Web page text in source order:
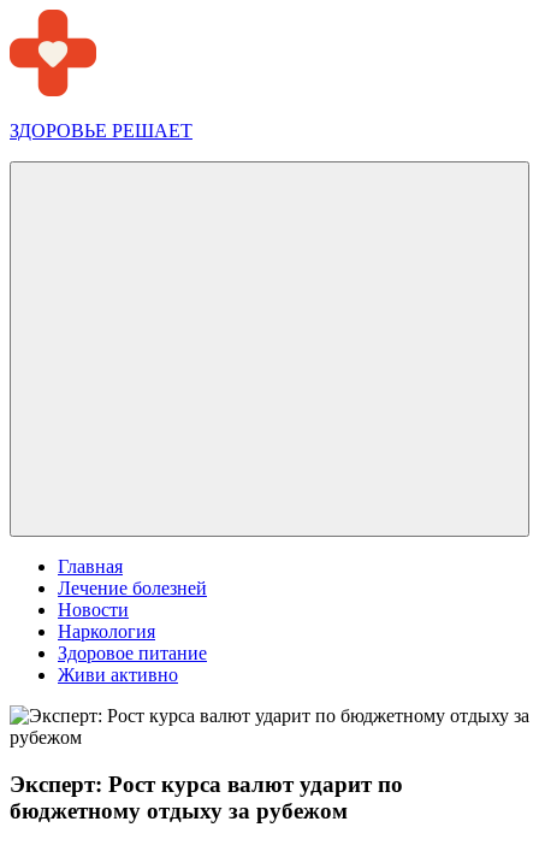
Перейти
к
содержимому
ЗДОРОВЬЕ РЕШАЕТ
Главная
Лечение болезней
Новости
Наркология
Здоровое питание
Живи активно
Эксперт: Рост курса валют ударит по
бюджетному отдыху за рубежом